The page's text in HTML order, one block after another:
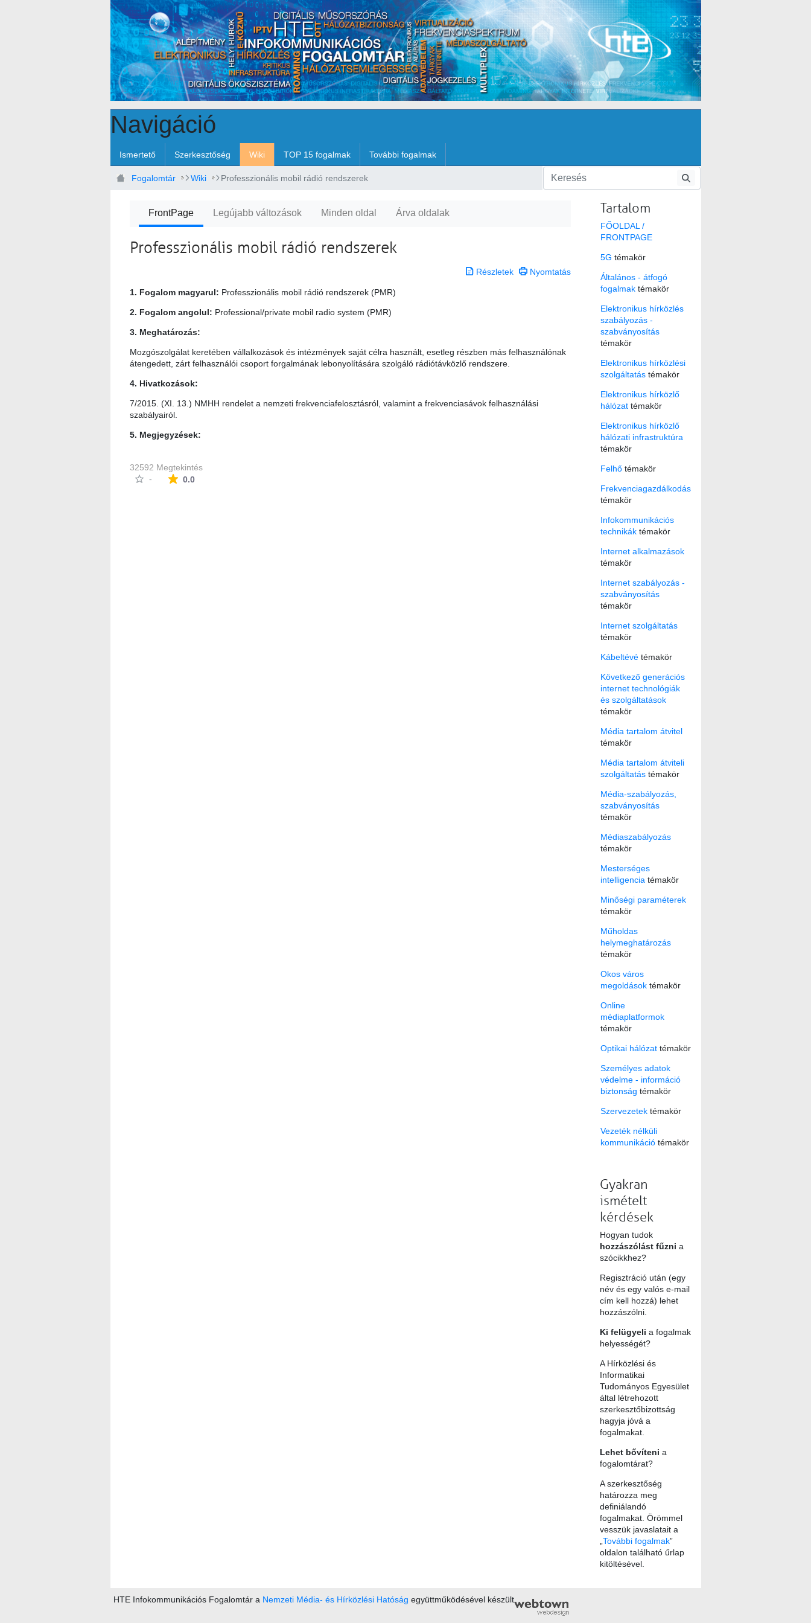
Navigáció
Ismertető Szerkesztőség Wiki TOP 15 fogalmak További fogalmak
Fogalomtár Wiki Professzionális mobil rádió rendszerek
FrontPage Legújabb változások Minden oldal Árva oldalak
Professzionális mobil rádió rendszerek
Részletek Nyomtatás
1. Fogalom magyarul: Professzionális mobil rádió rendszerek (PMR)
2. Fogalom angolul: Professional/private mobil radio system (PMR)
3. Meghatározás:
Mozgószolgálat keretében vállalkozások és intézmények saját célra használt, esetleg részben más felhasználónak
átengedett, zárt felhasználói csoport forgalmának lebonyolítására szolgáló rádiótávközlő rendszere.
4. Hivatkozások:
7/2015. (XI. 13.) NMHH rendelet a nemzeti frekvenciafelosztásról, valamint a frekvenciasávok felhasználási
szabályairól.
5. Megjegyzések:
32592 Megtekintés
-
0.0Az átlagos minősítés 0 csillag a lehetséges 5-ből.
Tartalom
FŐOLDAL /
FRONTPAGE
5G témakör
Általános - átfogó
fogalmaktémakör
Elektronikus hírközlés
szabályozás -
szabványosítás
témakör
Elektronikus hírközlési
szolgáltatástémakör
Elektronikus hírközlő
hálózattémakör
Elektronikus hírközlő
hálózati infrastruktúra
témakör
Felhőtémakör
Frekvenciagazdálkodás
témakör
Infokommunikációs
technikáktémakör
Internet alkalmazások
témakör
Internet szabályozás -
szabványosítás
témakör
Internet szolgáltatás
témakör
Kábeltévétémakör
Következő generációs
internet technológiák
és szolgáltatások
témakör
Média tartalom átvitel
témakör
Média tartalom átviteli
szolgáltatástémakör
Média-szabályozás,
szabványosítás
témakör
Médiaszabályozás
témakör
Mesterséges
intelligencia témakör
Minőségi paraméterek
témakör
Műholdas
helymeghatározás
témakör
Okos város
megoldásoktémakör
Online
médiaplatformok
témakör
Optikai hálózattémakör
Személyes adatok
védelme - információ
biztonság témakör
Szervezetektémakör
Vezeték nélküli
kommunikációtémakör
Gyakran
ismételt
kérdések
Hogyan tudok
hozzászólást fűzni a
szócikkhez?
Regisztráció után (egy
név és egy valós e-mail
cím kell hozzá) lehet
hozzászólni.
Ki felügyeli a fogalmak
helyességét?
A Hírközlési és
Informatikai
Tudományos Egyesület
által létrehozott
szerkesztőbizottság
hagyja jóvá a
fogalmakat.
Lehet bővíteni a
fogalomtárat?
A szerkesztőség
határozza meg
definiálandó
fogalmakat. Örömmel
vesszük javaslatait a
További fogalmak”
oldalon található űrlap
kitöltésével.
HTE Infokommunikációs Fogalomtár a Nemzeti Média- és Hírközlési Hatóság együttműködésével készült